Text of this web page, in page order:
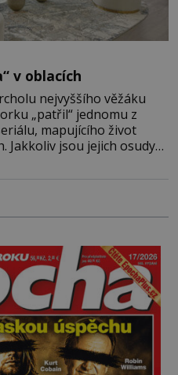
v oblacích
nejvyššího věžáku
„patřil“ jednomu z
mapujícího život
Jakkoliv jsou jejich osudy